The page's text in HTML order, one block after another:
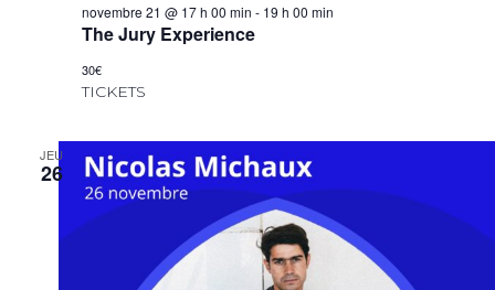
novembre 21 @ 17 h 00 min - 19 h 00 min
The Jury Experience
30€
TICKETS
JEU
26